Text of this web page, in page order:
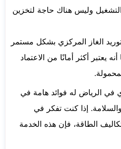
التشغيل وليس هناك حاجة لتخزين
الغاز المركزي بشكل مستمر
يعتبر أكثر أمانًا من الاعتماد
في الرياض له فوائد هامة في
إذا كنت تفكر في
الطاقة، فإن هذه الخدمة